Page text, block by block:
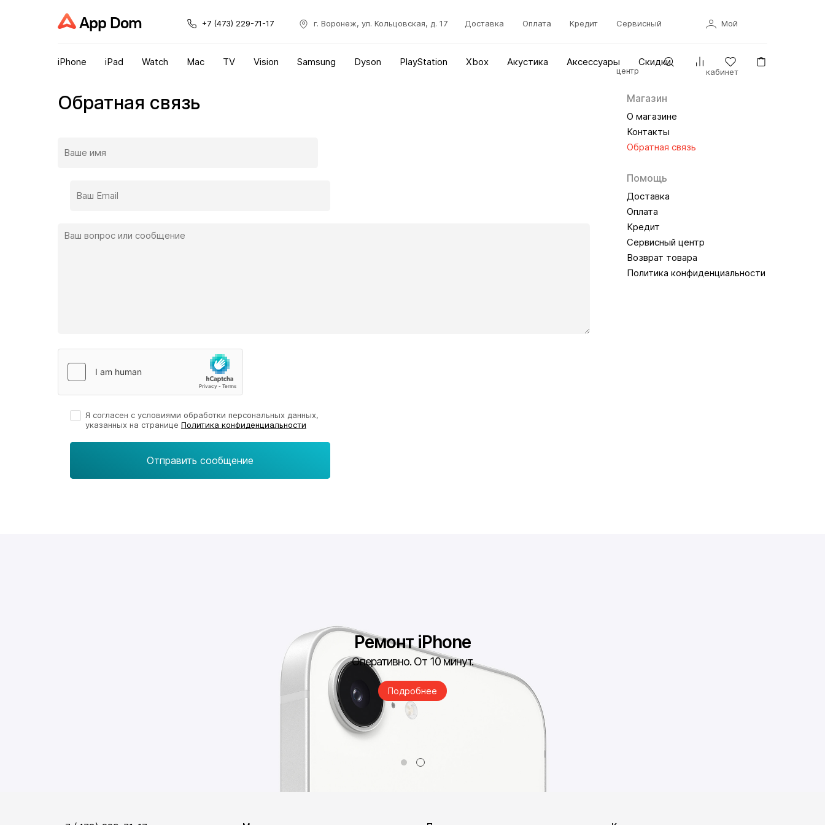
App Dom +7 (473) 229-71-17 г. Воронеж, ул. Кольцовская, д. 17 Доставка Оплата Кредит Сервисный
центр
Мой
кабинет
iPhone iPad Watch Mac TV Vision Samsung Dyson PlayStation Xbox Акустика Аксессуары Скидки
Обратная связь
Я согласен с условиями обработки персональных данных,
указанных на страницеПолитика конфиденциальности
Отправить сообщение
Магазин
О магазине
Контакты
Обратная связь
Помощь
Доставка
Оплата
Кредит
Сервисный центр
Возврат товара
Политика конфиденциальности
Ремонт iPhone
Оперативно. От 10 минут.
Подробнее